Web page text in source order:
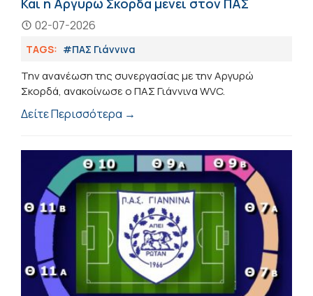
02-07-2026
TAGS: #ΠΑΣ Γιάννινα
Την ανανέωση της συνεργασίας με την Αργυρώ
Σκορδά, ανακοίνωσε ο ΠΑΣ Γιάννινα WVC.
Δείτε Περισσότερα →